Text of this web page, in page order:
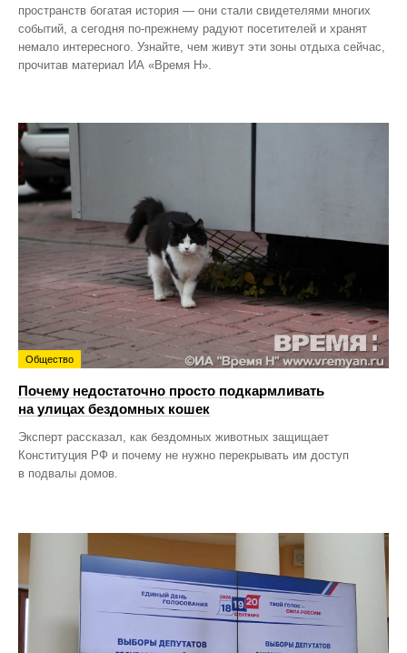
пространств богатая история — они стали свидетелями многих
событий, а сегодня по‑прежнему радуют посетителей и хранят
немало интересного. Узнайте, чем живут эти зоны отдыха сейчас,
прочитав материал ИА «Время Н».
Общество
Почему недостаточно просто подкармливать
на улицах бездомных кошек
Эксперт рассказал, как бездомных животных защищает
Конституция РФ и почему не нужно перекрывать им доступ
в подвалы домов.